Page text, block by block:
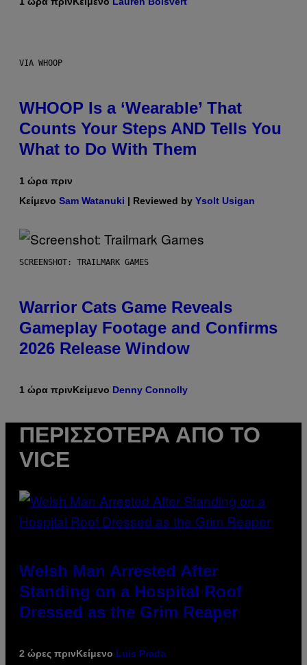
VIA WHOOP
WHOOP Is a ‘Wearable’ That
Counts Your Steps AND Tells You
What to Do With Them
1 ώρα πριν
Κείμενο Sam Watanuki | Reviewed by Ysolt Usigan
SCREENSHOT: TRAILMARK GAMES
Warrior Cats Game Reveals
Gameplay Footage and Confirms
2026 Release Window
1 ώρα πρινΚείμενο Denny Connolly
ΠΕΡΙΣΣΌΤΕΡΑ ΑΠΌ ΤΟ
VICE
Welsh Man Arrested After
Standing on a Hospital Roof
Dressed as the Grim Reaper
2 ώρες πρινΚείμενο Luis Prada